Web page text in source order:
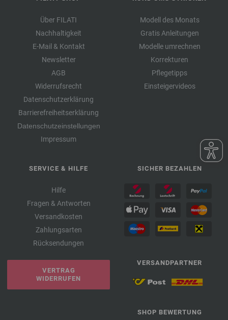
Über FILATI
Nachhaltigkeit
E-Mail & Kontakt
Newsletter
AGB
Widerrufsrecht
Datenschutzerklärung
Barrierefreiheitserklärung
Datenschutzeinstellungen
Impressum
Modell des Monats
Gratis Anleitungen
Modelle umrechnen
Korrekturen
Pflegetipps
Einsteigervideos
SERVICE & HILFE
Hilfe
Fragen & Antworten
Versandkosten
Zahlungsarten
Rücksendungen
VERTRAG
WIDERRUFEN
SICHER BEZAHLEN
VERSANDPARTNER
SHOP BEWERTUNG